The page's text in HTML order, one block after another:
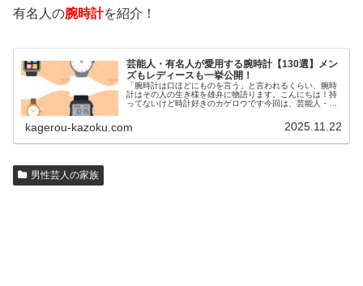
有名人の腕時計を紹介！
芸能人・有名人が愛用する腕時計【130選】メン
ズもレディースも一挙公開！
「腕時計は口ほどにものを言う」と言われるくらい、腕時
計はその人の生き様を雄弁に物語ります。こんにちは！持
ってないけど時計好きのカゲロウです今回は、芸能人・有
kagerou-kazoku.com 2025.11.22
男性芸人の家族